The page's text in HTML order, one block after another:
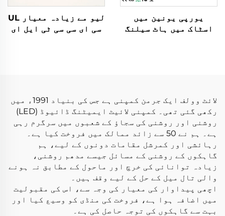
یورپی یونین میں
اسٹاک میں ہاٹ سیلنگ
لیو مے زیادہ معیار UL
سی ای سی سی ٹی ایل ای
لائٹ وولف ایک جرمن کمپنی ہے جس کی بنیاد 1991ء میں
رکھی گئی تھی۔ کمپنی لائیٹ ایمیٹنگ ڈائیوڈ (LED)
روشنی اور روشنی کی سجاؤ کے شعبوں میں سرگرم رہی
ہے۔ ہم نے 50 سے زائد ممالک میں فروخت کیا ہے۔
رہائشی اور کمرشل مقامات دونوں کے لیے، ہم
گاہکوں کے روشنی کے مسائل جیسے مدھم روشنی،
زیادہ توانائی کی خرچ اور ماحول کے مطابق نہ ہونے
والی تال میل کے حل کے لیے وقف ہیں۔
اچھی پیداوار کی معیار کی وجہ سے، اس کی مقبولیت
میں اضافہ ہوا ہے، فروخت کی منڈی کو وسیع کیا اور
بہت سے گاہکوں کی توجہ حاصل کی ہے۔